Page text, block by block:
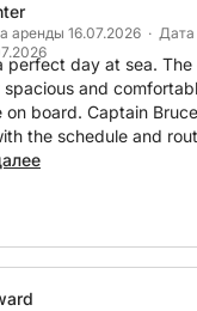
созданное
внутреннее
для водных
аренды 16.07.2026 · Дата
day at sea. The catamaran
and
Bruce was very
the schedule and
a perfect balance